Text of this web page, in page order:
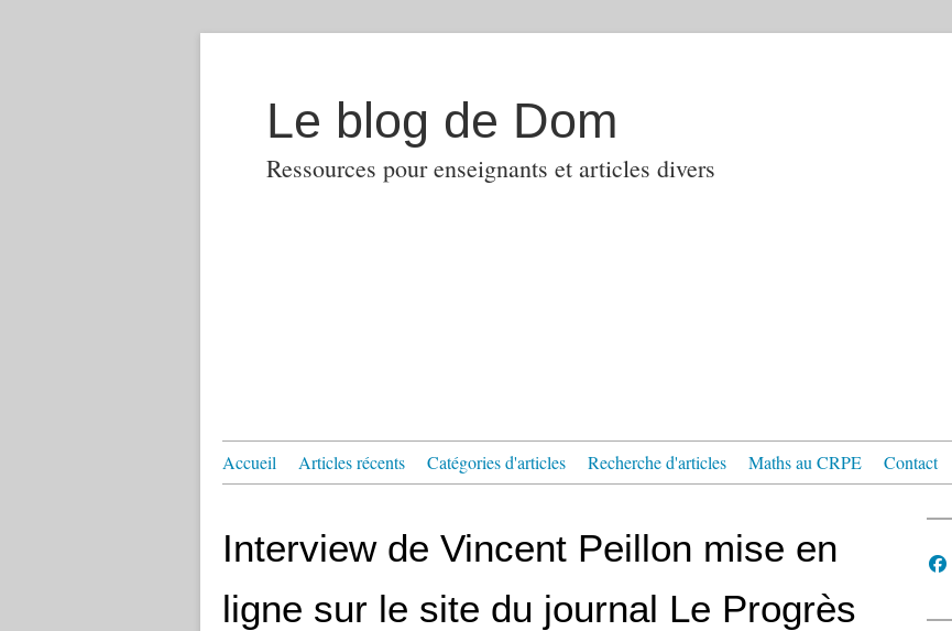
Le blog de Dom
Ressources pour enseignants et articles divers
Accueil Articles récents Catégories d'articles Recherche d'articles Maths au CRPE Contact
Interview de Vincent Peillon mise en
ligne sur le site du journal Le Progrès